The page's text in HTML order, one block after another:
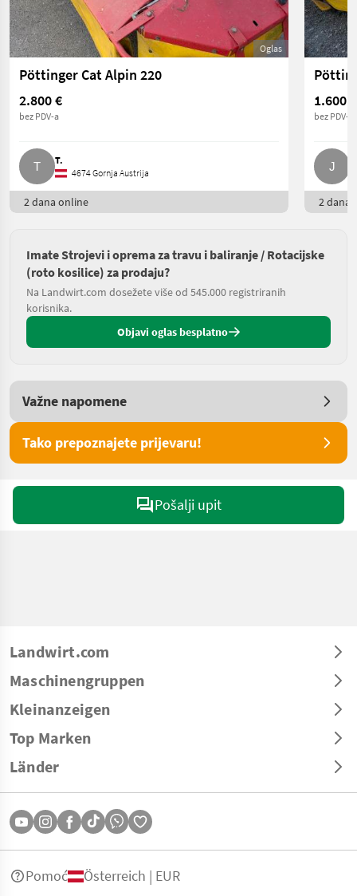
Oglas
Pöttinger Cat Alpin 220
2.800 €
bez PDV-a
T.
4674 Gornja Austrija
2 dana online
1.600 €
bez PDV-a
2 dana
Imate Strojevi i oprema za travu i baliranje / Rotacijske
(roto kosilice) za prodaju?
Na Landwirt.com dosežete više od 545.000 registriranih
korisnika.
Objavi oglas besplatno
Važne napomene
Tako prepoznajete prijevaru!
Pošalji upit
Landwirt.com
Maschinengruppen
Kleinanzeigen
Top Marken
Länder
Pomoć Österreich | EUR